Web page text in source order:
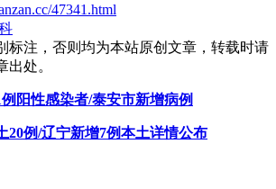
47341.html
标注，否则均为本站原创文章，转载时请
出处。
阳性感染者/泰安市新增病例
20例/辽宁新增7例本土详情公布